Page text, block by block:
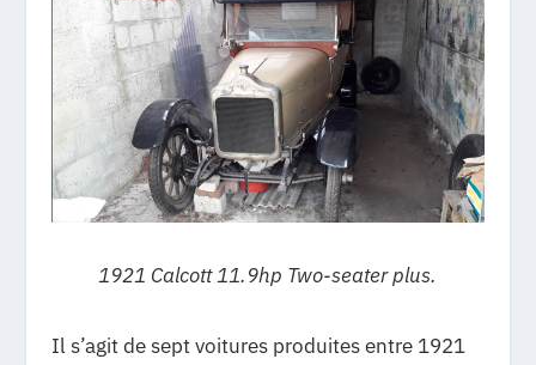
1921 Calcott 11.9hp Two-seater plus.
Il s’agit de sept voitures produites entre 1921